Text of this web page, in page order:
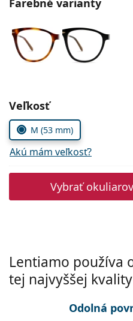
Persol
Prada
Všetky značky
Zvoľte parametre
Veľkosť
M (53 mm)
Akú mám veľkosť?
Vybrať
Lentiamo používa
tej najvyššej kvality
Odolná